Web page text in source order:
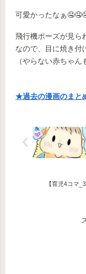
可愛かったなぁ
飛行機ポーズが見ら
なので、目に焼き付
（やらない赤ちゃん
★過去の漫画のまと
【育児4コマ